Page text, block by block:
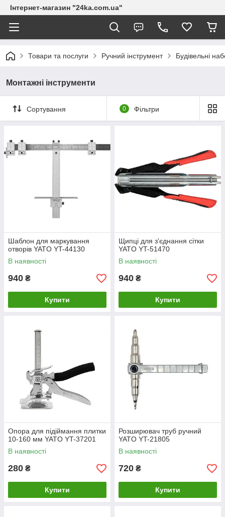
Інтернет-магазин "24ka.com.ua"
Товари та послуги Ручний інструмент Будівельні
Монтажні інструменти
Сортування 0 Фільтри
Шаблон для маркування
отворів YATO YT-44130
В наявності
940 ₴
Купити
Щипці для з'єднання сітки
YATO YT-51470
В наявності
940 ₴
Купити
Опора для підіймання плитки
10-160 мм YATO YT-37201
В наявності
280 ₴
Купити
Розширювач труб ручний
YATO YT-21805
В наявності
720 ₴
Купити